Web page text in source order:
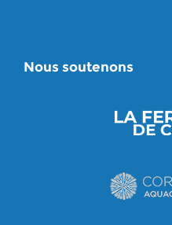
Nous soutenons